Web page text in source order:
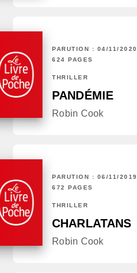
PARUTION : 04/11/2020
624 PAGES
THRILLER
PANDÉMIE
Robin Cook
PARUTION : 06/11/2019
672 PAGES
THRILLER
CHARLATANS
Robin Cook